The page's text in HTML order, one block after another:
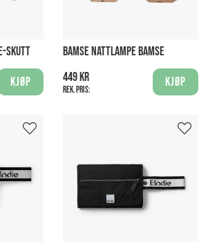
SKUTT
Kjøp
BAMSE NATTLAMPE BAMSE
449 kr
Rek. pris:
Kjøp